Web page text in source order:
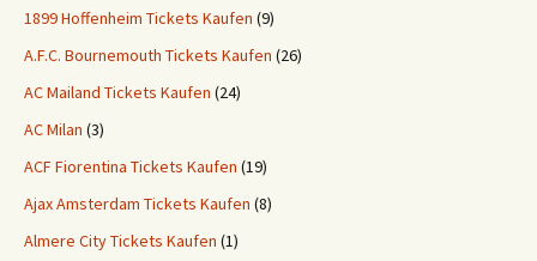
1899 Hoffenheim Tickets Kaufen (9)
A.F.C. Bournemouth Tickets Kaufen (26)
AC Mailand Tickets Kaufen (24)
AC Milan (3)
ACF Fiorentina Tickets Kaufen (19)
Ajax Amsterdam Tickets Kaufen (8)
Almere City Tickets Kaufen (1)